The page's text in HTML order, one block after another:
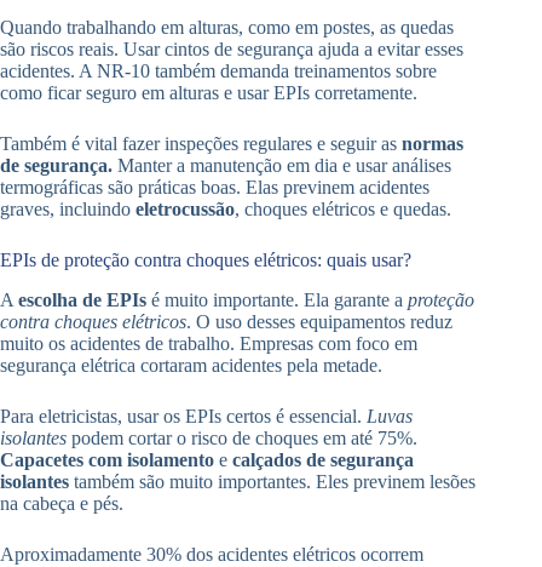
Quando trabalhando em alturas, como em postes, as quedas
são riscos reais. Usar cintos de segurança ajuda a evitar esses
acidentes. A NR-10 também demanda treinamentos sobre
como ficar seguro em alturas e usar EPIs corretamente.
Também é vital fazer inspeções regulares e seguir as normas
de segurança. Manter a manutenção em dia e usar análises
termográficas são práticas boas. Elas previnem acidentes
graves, incluindo eletrocussão, choques elétricos e quedas.
EPIs de proteção contra choques elétricos: quais usar?
A escolha de EPIs é muito importante. Ela garante a proteção
contra choques elétricos. O uso desses equipamentos reduz
muito os acidentes de trabalho. Empresas com foco em
segurança elétrica cortaram acidentes pela metade.
Para eletricistas, usar os EPIs certos é essencial. Luvas
isolantes podem cortar o risco de choques em até 75%.
Capacetes com isolamento e calçados de segurança
isolantes também são muito importantes. Eles previnem lesões
na cabeça e pés.
Aproximadamente 30% dos acidentes elétricos ocorrem